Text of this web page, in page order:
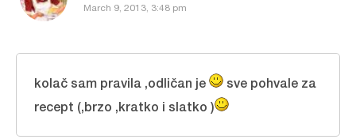
March 9, 2013, 3:48 pm
kolač sam pravila ,odličan je
sve pohvale za
recept (,brzo ,kratko i slatko )